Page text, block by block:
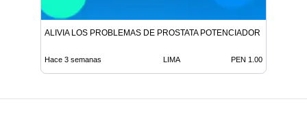
ALIVIA LOS PROBLEMAS DE PROSTATA POTENCIADOR SEXUAL
Hace 3 semanas LIMA PEN 1.00